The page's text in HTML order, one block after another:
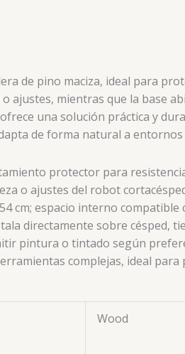
de pino maciza, ideal para
ajustes, mientras que la base
una solución práctica y
de forma natural a
protector para
o ajustes del robot
cm; espacio interno
directamente sobre césped,
pintura o tintado según
complejas, ideal
Wood